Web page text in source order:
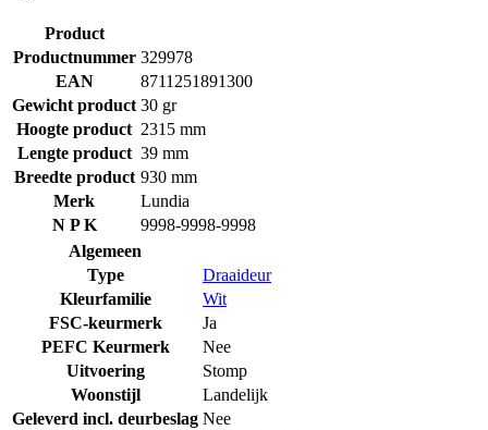
Product
Productnummer 329978
EAN
8711251891300
Gewicht product 30 gr
Hoogte product 2315 mm
Lengte product 39 mm
Breedte product 930 mm
Merk
Lundia
N P K
9998-9998-9998
Algemeen
Type
Draaideur
Kleurfamilie
Wit
FSC-keurmerk
Ja
PEFC Keurmerk
Nee
Uitvoering
Stomp
Woonstijl
Landelijk
Geleverd incl. deurbeslag Nee